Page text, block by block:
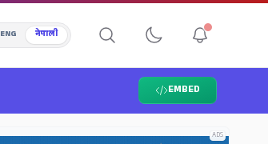
ENG नेपाली
EMBED
ADS